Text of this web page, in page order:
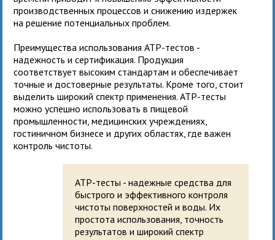
производственных процессов и снижению издержек
на решение потенциальных проблем.
Преимущества использования ATP-тестов -
надежность и сертификация. Продукция
соответствует высоким стандартам и обеспечивает
точные и достоверные результаты. Кроме того, стоит
выделить широкий спектр применения. ATP-тесты
можно успешно использовать в пищевой
промышленности, медицинских учреждениях,
гостиничном бизнесе и других областях, где важен
контроль чистоты.
ATP-тесты - надежные средства для
быстрого и эффективного контроля
чистоты поверхностей и воды. Их
простота использования, точность
результатов и широкий спектр